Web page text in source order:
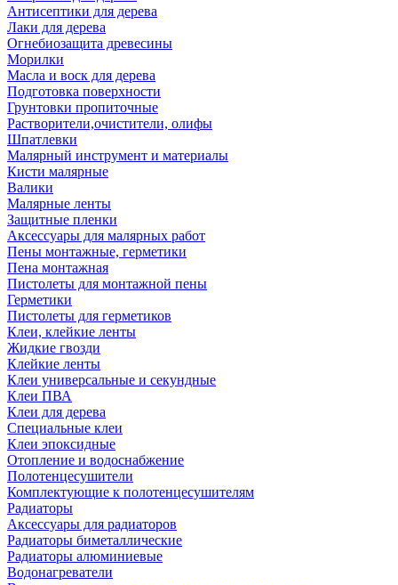
Антисептики для дерева
Лаки для дерева
Огнебиозащита древесины
Морилки
Масла и воск для дерева
Подготовка поверхности
Грунтовки пропиточные
Растворители,очистители, олифы
Шпатлевки
Малярный инструмент и материалы
Кисти малярные
Валики
Малярные ленты
Защитные пленки
Аксессуары для малярных работ
Пены монтажные, герметики
Пена монтажная
Пистолеты для монтажной пены
Герметики
Пистолеты для герметиков
Клеи, клейкие ленты
Жидкие гвозди
Клейкие ленты
Клеи универсальные и секундные
Клеи ПВА
Клеи для дерева
Специальные клеи
Клеи эпоксидные
Отопление и водоснабжение
Полотенцесушители
Комплектующие к полотенцесушителям
Радиаторы
Аксессуары для радиаторов
Радиаторы биметаллические
Радиаторы алюминиевые
Водонагреватели